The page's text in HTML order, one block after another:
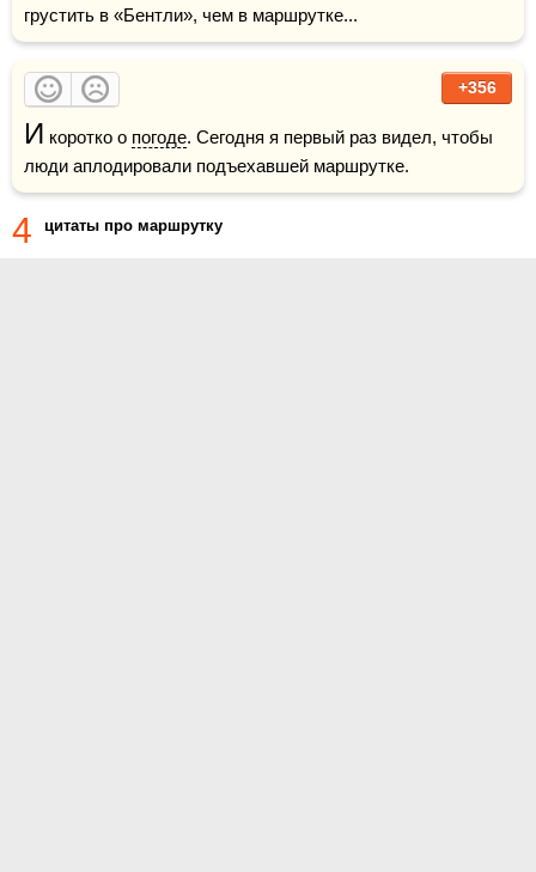
грустить в «Бентли», чем в маршрутке...
+356
И коротко о погоде. Сегодня я первый раз видел, чтобы
люди аплодировали подъехавшей маршрутке.
4 цитаты про маршрутку